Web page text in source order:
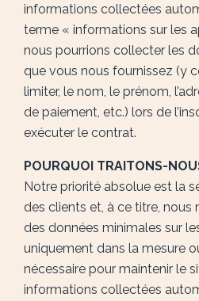
informations collectées
terme « informations sur les
nous pourrions collecter les
que vous nous fournissez (y
limiter, le nom, le prénom,
de paiement, etc.) lors de
exécuter le contrat.
POURQUOI TRAITONS-
Notre priorité absolue est la
des clients et, à ce titre, nous
des données minimales sur
uniquement dans la mesure
nécessaire pour maintenir le
informations collectées